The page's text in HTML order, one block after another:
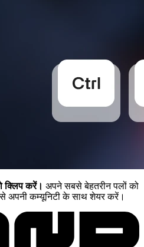
क्लिप करें। अपने सबसे बेहतरीन पलों को
अपनी कम्यूनिटी के साथ शेयर करें।